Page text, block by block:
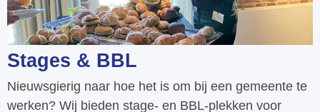
Stages & BBL
Nieuwsgierig naar hoe het is om bij een gemeente te
werken? Wij bieden stage- en BBL-plekken voor